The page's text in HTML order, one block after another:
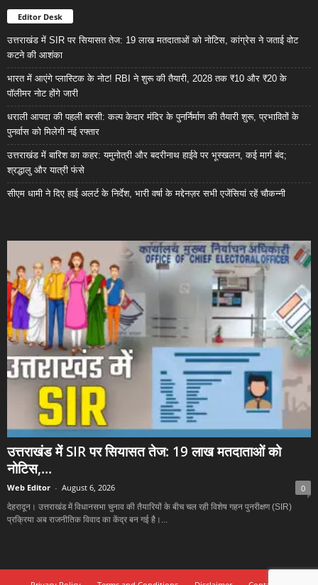
Editor Desk
उत्तराखंड में SIR पर सियासत तेज: 19 लाख मतदाताओं को नोटिस, कांग्रेस ने जताई वोट
कटने की आशंका
भारत में आएंगे प्लास्टिक के नोट! RBI ने शुरू की तैयारी, 2028 तक ₹10 और ₹20 के
पॉलीमर नोट होंगे जारी
धराली आपदा की पहली बरसी: कल्प केदार मंदिर के पुनर्निर्माण की तैयारी शुरू, प्रभावितों के
पुनर्वास को मिलेगी नई रफ्तार
उत्तराखंड में बारिश का कहर: यमुनोत्री और बदरीनाथ हाईवे पर भूस्खलन, कई मार्ग बंद;
श्रद्धालु और यात्री फंसे
सीएम धामी ने दिए हाई अलर्ट के निर्देश, भारी वर्षा के मद्देनज़र सभी एजेंसियां रहें चौकन्नी
उत्तराखंड में SIR पर सियासत तेज: 19 लाख मतदाताओं को
नोटिस,...
Web Editor - August 6, 2026 0
देहरादून। उत्तराखंड में विधानसभा चुनाव की तैयारियों के बीच चल रही विशेष गहन पुनरीक्षण (SIR)
प्रक्रिया अब राजनीतिक विवाद का केंद्र बन गई है।...